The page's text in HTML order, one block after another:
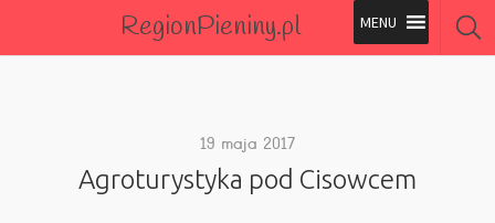
RegionPieniny.pl
Wszystkie Obiekty
19 maja 2017
Agroturystyka pod Cisowcem